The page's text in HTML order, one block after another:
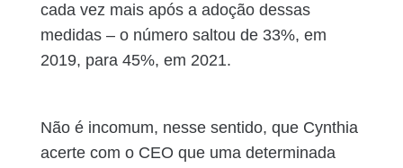
cada vez mais após a adoção dessas
medidas – o número saltou de 33%, em
2019, para 45%, em 2021.
Não é incomum, nesse sentido, que Cynthia
acerte com o CEO que uma determinada